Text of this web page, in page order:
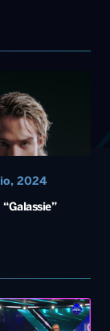
“Galassie”
2024